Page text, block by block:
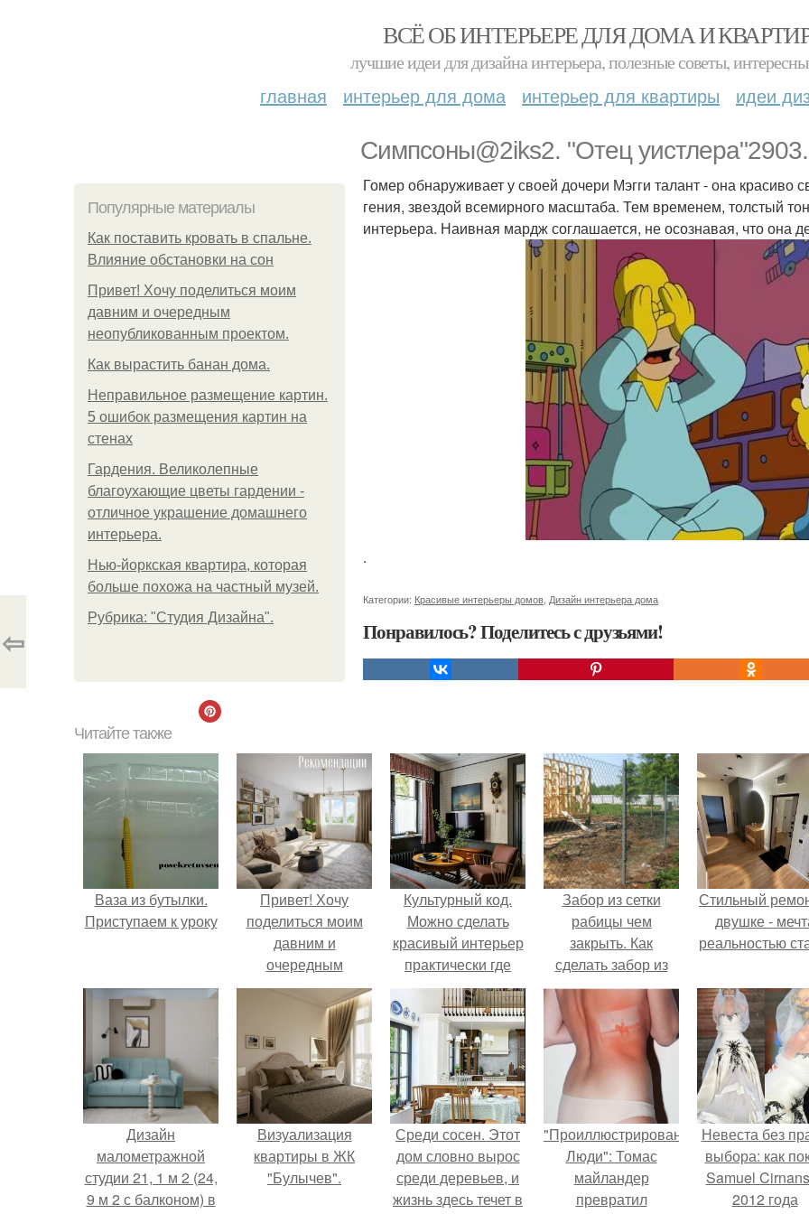
ВСЁ ОБ ИНТЕРЬЕРЕ ДЛЯ ДОМА И
лучшие идеи для дизайна интерьера, полезные советы,
главная интерьер для дома интерьер для квартиры идеи
Симпсоны@2iks2. "Отец уистлера"2903.
Популярные материалы
Как поставить кровать в спальне.
Влияние обстановки на сон
Привет! Хочу поделиться моим
давним и очередным
неопубликованным проектом.
Как вырастить банан дома.
Неправильное размещение картин.
5 ошибок размещения картин на
стенах
Гардения. Великолепные
благоухающие цветы гардении -
отличное украшение домашнего
интерьера.
Нью-йоркская квартира, которая
больше похожа на частный музей.
Рубрика: "Студия Дизайна".
Гомер обнаруживает у своей дочери Мэгги талант - она красиво
гения, звездой всемирного масштаба. Тем временем, толстый
интерьера. Наивная мардж соглашается, не осознавая, что она
.
Категории: Красивые интерьеры домов Дизайн интерьера дома
Понравилось? Поделитесь с друзьями!
⇦
Читайте также
Ваза из бутылки.
Приступаем к уроку
Привет! Хочу
поделиться моим
давним и
очередным
неопубликованным
проектом.
Культурный код.
Можно сделать
красивый интерьер
практически где
угодно.
Забор из сетки
рабицы чем
закрыть. Как
сделать забор из
сетки
непросматриваемым
и не поссориться с
соседями по даче:
самые простые и
бюджетные
варианты
Стильный
двушке -
реальностью
Дизайн
малометражной
студии 21, 1 м 2 (24,
9 м 2 с балконом) в
Визуализация
квартиры в ЖК
"Булычев".
Среди сосен. Этот
дом словно вырос
среди деревьев, и
жизнь здесь течет в
"Проиллюстрированные
Люди": Томас
майландер
превратил
Невеста без
выбора: как
Samuel
2012 года